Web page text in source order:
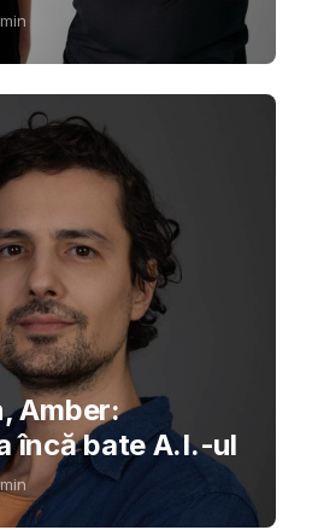
min
Amber:
încă bate A.I.-ul
min